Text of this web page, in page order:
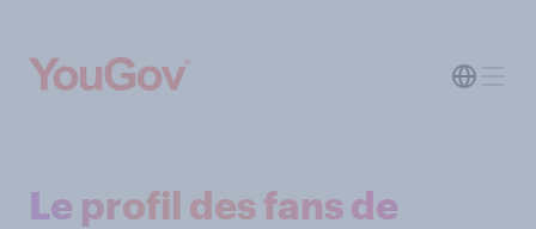
Le profil des fans de